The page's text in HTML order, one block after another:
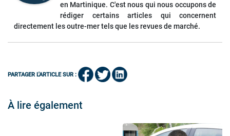
en Martinique. C'est nous qui nous occupons de
rédiger certains articles qui concernent
directement les outre-mer tels que les revues de marché.
PARTAGER L'ARTICLE SUR :
À lire également